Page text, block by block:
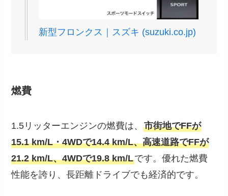
新型フロンクス｜スズキ (suzuki.co.jp)
燃費
1.5リッターエンジンの燃費は、市街地でFFが
15.1 km/L・4WDで14.4 km/L、高速道路でFFが
21.2 km/L、4WDで19.8 km/Lです。優れた燃費
性能を誇り、長距離ドライブでも経済的です。